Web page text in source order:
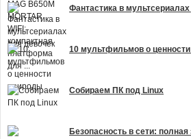
Фантастика в
10 мультфильмов о
Собираем ПК под Linux
Безопасность в сети: